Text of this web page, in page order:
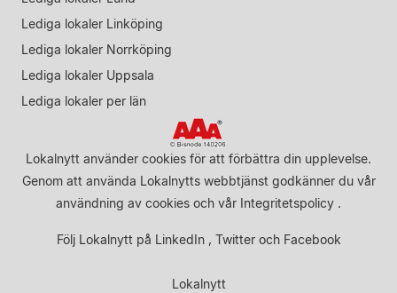
Lediga lokaler Linköping
Lediga lokaler Norrköping
Lediga lokaler Uppsala
Lediga lokaler per län
Lokalnytt använder cookies för att förbättra din upplevelse.
Genom att använda Lokalnytts webbtjänst godkänner du vår
användning av cookies och vår Integritetspolicy .
Följ Lokalnytt på LinkedIn, Twitteroch Facebook
Lokalnytt